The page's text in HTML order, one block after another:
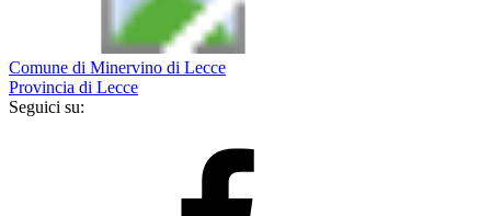
Comune di Minervino di Lecce
Provincia di Lecce
Seguici su: